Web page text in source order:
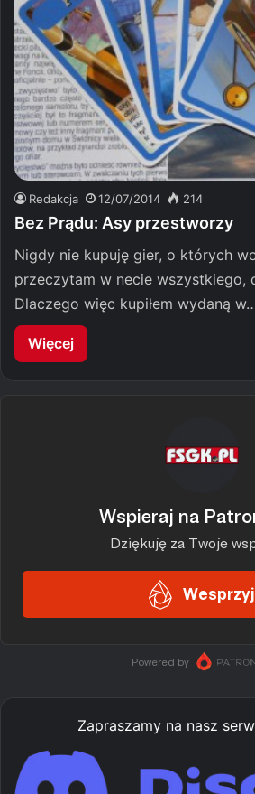
Redakcja 12/07/2014 214
Bez Prądu: Asy przestworzy
Nigdy nie kupuję gier, o których
przeczytam w necie wszystkiego,
Dlaczego więc kupiłem wydaną
Więcej
Zapraszamy na nasz